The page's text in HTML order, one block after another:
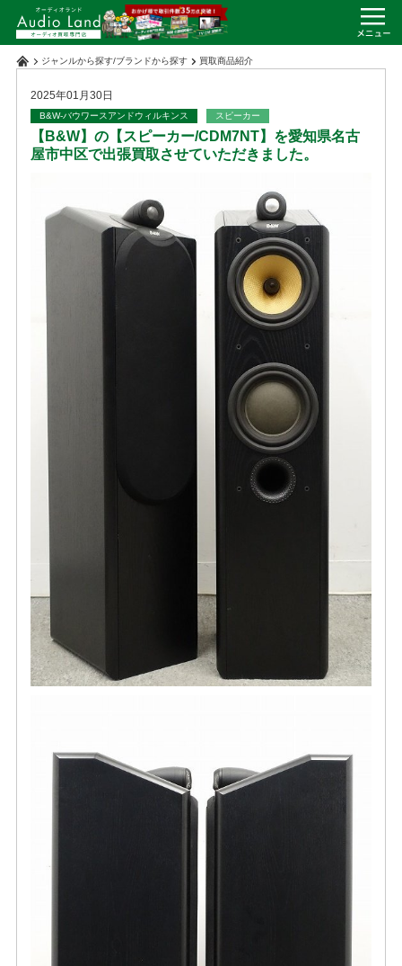
ジャンルから探す/ブランドから探す 買取商品紹介
2025年01月30日
B&W-バウワースアンドウィルキンス スピーカー
【B&W】の【スピーカー/CDM7NT】を愛知県名古
屋市中区で出張買取させていただきました。